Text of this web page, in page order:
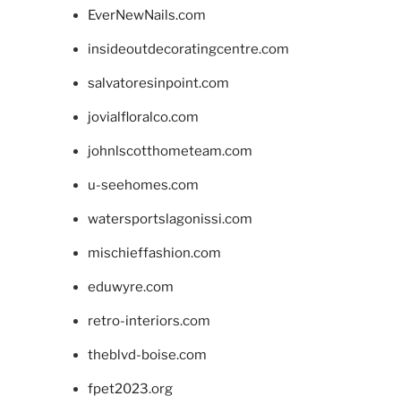
EverNewNails.com
insideoutdecoratingcentre.com
salvatoresinpoint.com
jovialfloralco.com
johnlscotthometeam.com
u-seehomes.com
watersportslagonissi.com
mischieffashion.com
eduwyre.com
retro-interiors.com
theblvd-boise.com
fpet2023.org